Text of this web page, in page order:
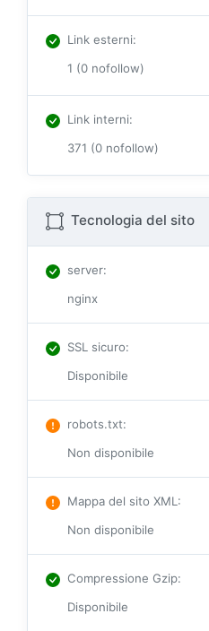
Link esterni:
1 (0 nofollow)
Link interni:
371 (0 nofollow)
Tecnologia del sito
server:
nginx
SSL sicuro:
Disponibile
robots.txt:
Non disponibile
Mappa del sito XML:
Non disponibile
Compressione Gzip:
Disponibile